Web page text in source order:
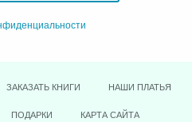
ЗАКАЗАТЬ КНИГИ НАШИ ПЛАТЬЯ
ПОДАРКИ КАРТА САЙТА